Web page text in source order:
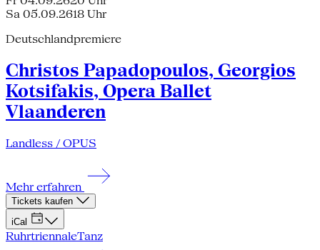
Sa 05.09.2618 Uhr
Deutschlandpremiere
Christos Papadopoulos, Georgios
Kotsifakis, Opera Ballet
Vlaanderen
Landless / OPUS
Mehr erfahren
Tickets kaufen
iCal
RuhrtriennaleTanz